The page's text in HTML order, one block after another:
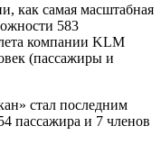
как самая масштабная
583
компании KLM
(пассажиры и
стал последним
пассажира и 7 членов